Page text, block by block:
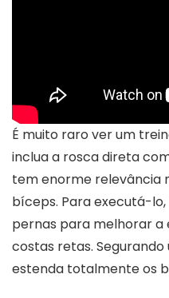
É muito raro ver um
inclua a rosca direta
tem enorme relevância
bíceps. Para executá-
pernas para melhorar a
costas retas.
estenda totalmente os